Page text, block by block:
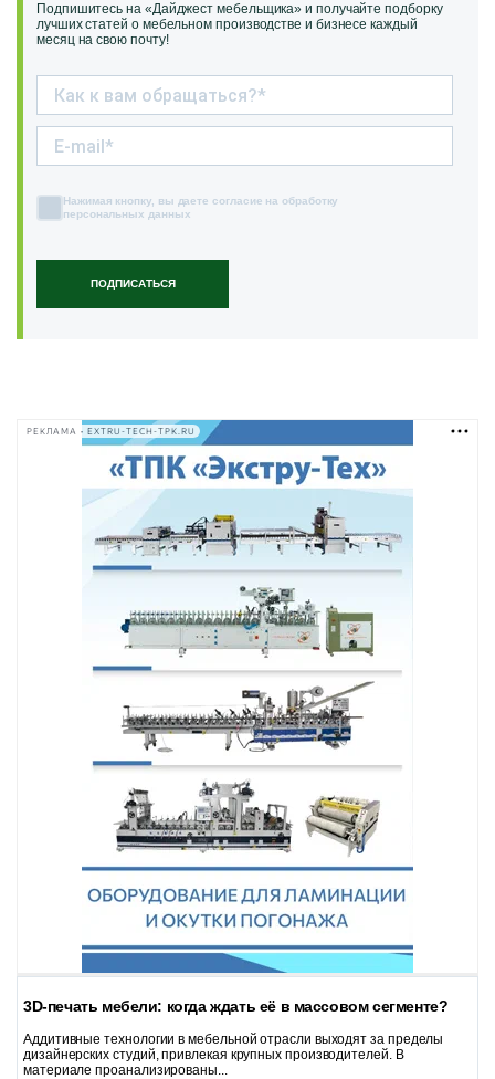
Подпишитесь на «Дайджест мебельщика» и получайте подборку
лучших статей о мебельном производстве и бизнесе каждый
месяц на свою почту!
ПОДПИСАТЬСЯ
Нажимая кнопку, вы даете согласие на обработку
персональных данных
РЕКЛАМА • EXTRU-TECH-TPK.RU
3D-печать мебели: когда ждать её в массовом сегменте?
Аддитивные технологии в мебельной отрасли выходят за пределы
дизайнерских студий, привлекая крупных производителей. В
материале проанализированы...